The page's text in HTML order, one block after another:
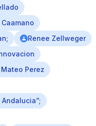
Renee Zellweger
Perez